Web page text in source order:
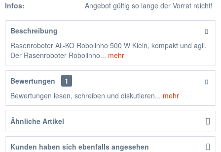
Infos:
Angebot gültig so lange der Vorrat reicht!
Beschreibung
Rasenroboter AL-KO Robolinho 500 W Klein, kompakt und agil.
Der Rasenroboter Robolinho... mehr
Bewertungen
1
Bewertungen lesen, schreiben und diskutieren... mehr
Ähnliche Artikel
Kunden haben sich ebenfalls angesehen